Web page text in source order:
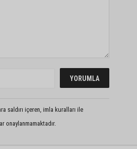
saldırı içeren, imla kuralları ile
onaylanmamaktadır.